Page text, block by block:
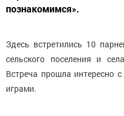
познакомимся».
Здесь встретились 10
сельского поселения и
Встреча прошла интересно
играми.